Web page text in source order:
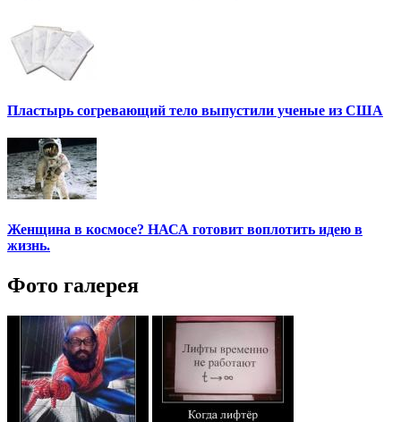
Пластырь согревающий тело выпустили ученые из США
Женщина в космосе? НАСА готовит воплотить идею в
жизнь.
Фото галерея